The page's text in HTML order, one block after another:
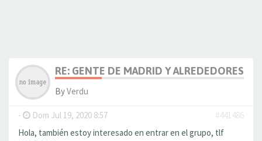
RE: GENTE DE MADRID Y ALREDEDORES
ByVerdu
- Dom Jul 19, 2020 8:57
#441486
Hola, también estoy interesado en entrar en el grupo, tlf